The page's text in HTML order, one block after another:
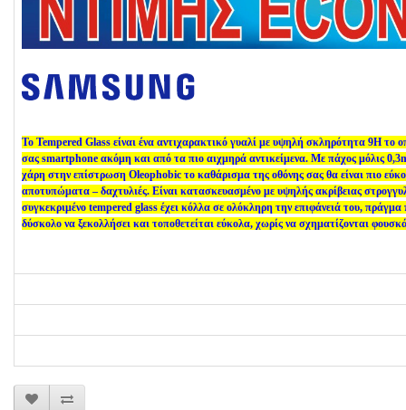
Το Tempered Glass είναι ένα αντιχαρακτικό γυαλί με υψηλή σκληρότητα 9H το
σας smartphone ακόμη και από τα πιο αιχμηρά αντικείμενα. Με πάχος μόλις
χάρη στην επίστρωση Oleophobic το καθάρισμα της οθόνης σας θα είναι πιο
αποτυπώματα – δαχτυλιές. Είναι κατασκευασμένο με υψηλής ακρίβειας
συγκεκριμένο tempered glass έχει κόλλα σε ολόκληρη την επιφάνειά του,
δύσκολο να ξεκολλήσει και τοποθετείται εύκολα, χωρίς να σχηματίζονται